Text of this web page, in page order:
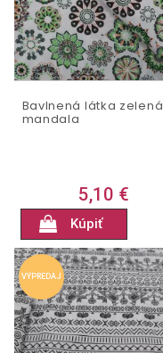
Bavlnená látka zelená
mandala
5,10 €
Kúpiť
VÝPREDAJ